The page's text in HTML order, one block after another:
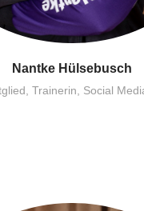
Nantke Hülsebusch
Trainerin, Social